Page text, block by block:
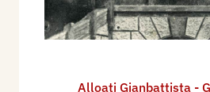
Alloati Gianbattista -